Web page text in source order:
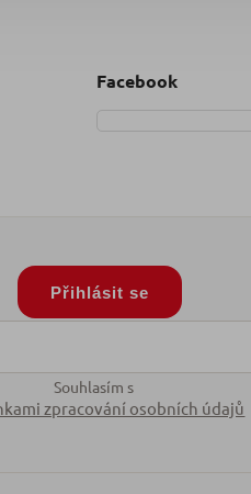
Facebook
Souhlasím s
zpracování osobních údajů
Přihlásit se